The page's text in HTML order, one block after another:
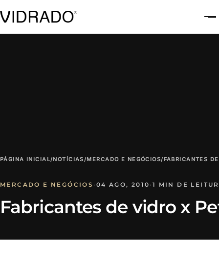
PÁGINA INICIAL/NOTÍCIAS/MERCADO E NEGÓCIOS/FABRICANTES
MERCADO E NEGÓCIOS · 04 AGO, 2010 · 1 MIN DE
Fabricantes de vidro x